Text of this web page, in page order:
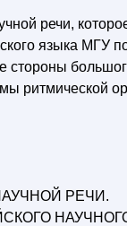
речи,
языка МГУ
стороны
ритмической
РЕЧИ.